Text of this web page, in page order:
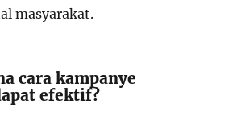
masyarakat.
cara kampanye
efektif?